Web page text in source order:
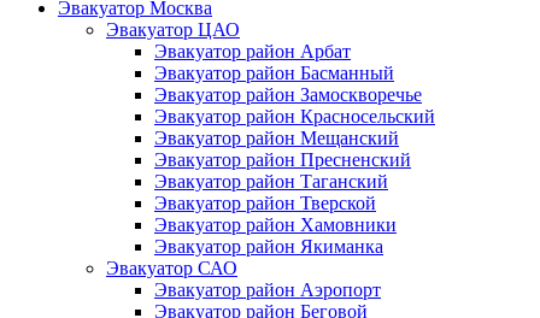
Эвакуатор Москва
Эвакуатор ЦАО
Эвакуатор район Арбат
Эвакуатор район Басманный
Эвакуатор район Замоскворечье
Эвакуатор район Красносельский
Эвакуатор район Мещанский
Эвакуатор район Пресненский
Эвакуатор район Таганский
Эвакуатор район Тверской
Эвакуатор район Хамовники
Эвакуатор район Якиманка
Эвакуатор САО
Эвакуатор район Аэропорт
Эвакуатор район Беговой